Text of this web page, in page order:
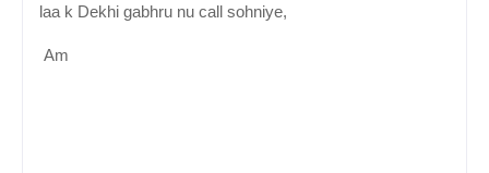
laa k Dekhi gabhru nu call sohniye,
Am